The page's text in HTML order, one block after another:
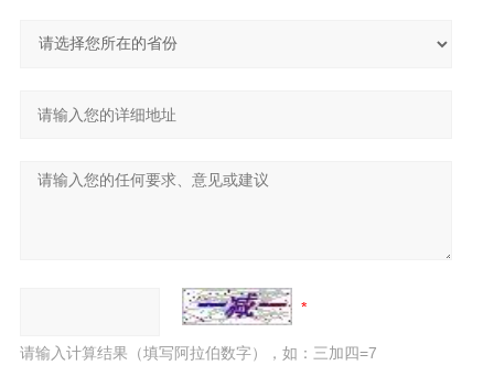
请输入计算结果（填写阿拉伯数字），如：三加四=7